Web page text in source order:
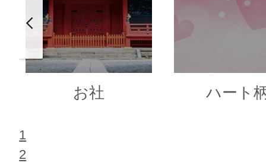
お社 ハート
1
2